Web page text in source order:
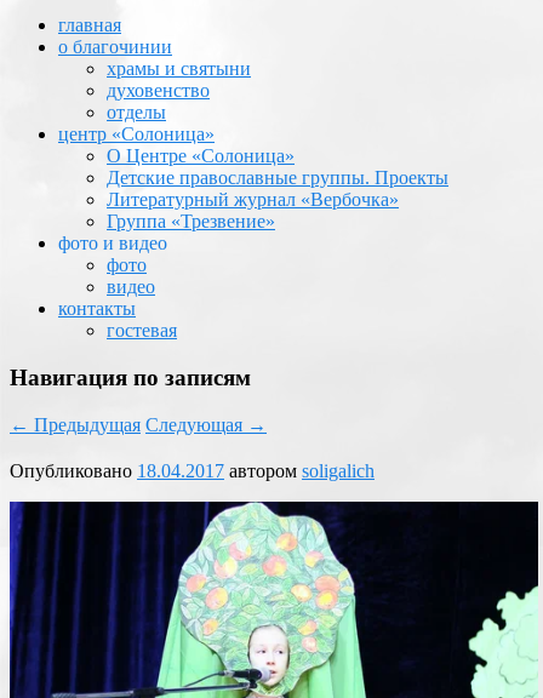
главная
о благочинии
храмы и святыни
духовенство
отделы
центр «Солоница»
О Центре «Солоница»
Детские православные группы. Проекты
Литературный журнал «Вербочка»
Группа «Трезвение»
фото и видео
фото
видео
контакты
гостевая
Навигация по записям
← Предыдущая Следующая →
Опубликовано 18.04.2017 автором soligalich